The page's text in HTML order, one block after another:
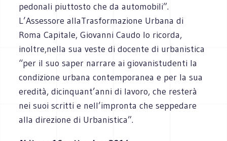
pedonali piuttosto che da automobili”.
L’Assessore allaTrasformazione Urbana di
Roma Capitale, Giovanni Caudo lo ricorda,
inoltre,nella sua veste di docente di urbanistica
“per il suo saper narrare ai giovanistudenti la
condizione urbana contemporanea e per la sua
eredità, dicinquant’anni di lavoro, che resterà
nei suoi scritti e nell’impronta che seppedare
alla direzione di Urbanistica”.